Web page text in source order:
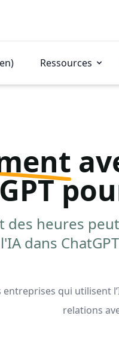
Ressources
des heures
dans
entreprises qui
relations